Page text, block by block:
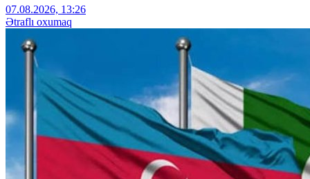
07.08.2026, 13:26
Ətraflı oxumaq